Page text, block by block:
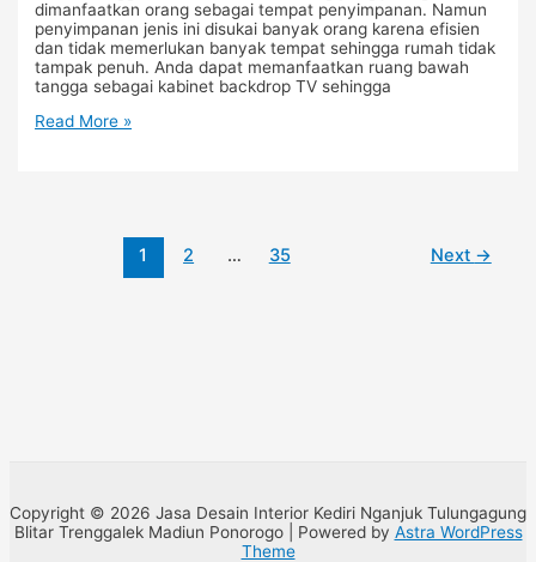
dimanfaatkan orang sebagai tempat penyimpanan. Namun
penyimpanan jenis ini disukai banyak orang karena efisien
dan tidak memerlukan banyak tempat sehingga rumah tidak
tampak penuh. Anda dapat memanfaatkan ruang bawah
tangga sebagai kabinet backdrop TV sehingga
Read More »
1 2 … 35 Next →
Copyright © 2026 Jasa Desain Interior Kediri Nganjuk Tulungagung
Blitar Trenggalek Madiun Ponorogo | Powered by Astra WordPress
Theme